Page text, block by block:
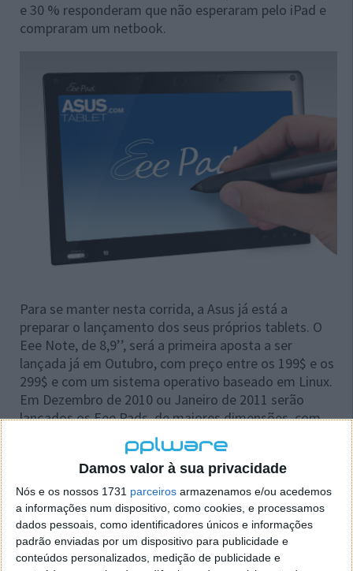
Damos valor à sua privacidade
Nós e os nossos 1731 parceiros armazenamos e/ou acedemos
a informações num dispositivo, como cookies, e processamos
dados pessoais, como identificadores únicos e informações
padrão enviadas por um dispositivo para publicidade e
conteúdos personalizados, medição de publicidade e
e 30 % responderam que não esperaram pelo iPad e
compraram um netbook.
Para se manter nesta corrida, a Asus já está a
preparar o lançamento dos seus próprios tablets. O
Eee Note, de 8,9’’, será a primeira aposta a ser
lançada já em Outubro, com preço entre os 199$ e os
299$ e com um sistema operativo baseado em Linux.
Em Dezembro de 2010 ou Janeiro de 2011 serão
lançados os Eee Pads, de maiores dimensões, com
um modelo de 10’’ com Android (pelo preço de 399$)
e, mais tarde, um modelo de 12’’ com Windows 7
(que custará aproximadamente 1000$).
Os analistas não prevêem melhorias para o mercado
dos netbooks, muito pelo contrário. Prevê-se que as
vendas de netbooks continuem a baixar até 2012,
enquanto os tablets vão ganhando espaço no